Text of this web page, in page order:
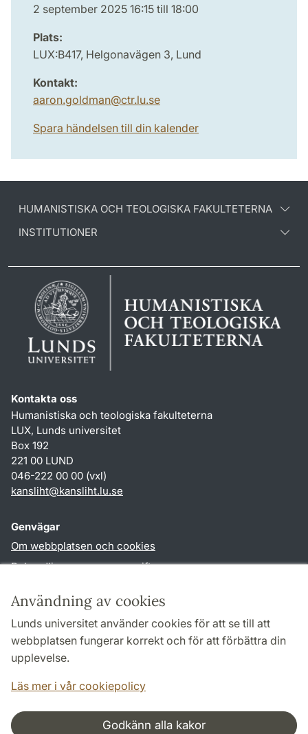
Användning av cookies
Lunds universitet använder cookies för att se till att
webbplatsen fungerar korrekt och för att förbättra din
upplevelse.
Läs mer i vår cookiepolicy
Godkänn alla kakor
2 september 2025 16:15 till 18:00
Plats:
LUX:B417, Helgonavägen 3, Lund
Kontakt:
aaron.goldman@ctr.lu.se
Spara händelsen till din kalender
HUMANISTISKA OCH TEOLOGISKA FAKULTETERNA
INSTITUTIONER
Kontakta oss
Humanistiska och teologiska fakulteterna
LUX, Lunds universitet
Box 192
221 00 LUND
046-222 00 00 (vxl)
kansliht@kansliht.lu.se
Genvägar
Om webbplatsen och cookies
Behandling av personuppgifter
TYPO3-login
Följ oss i sociala medier